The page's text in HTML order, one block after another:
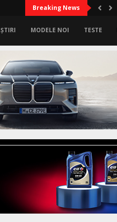
Breaking News
ȘTIRI MODELE NOI TESTE